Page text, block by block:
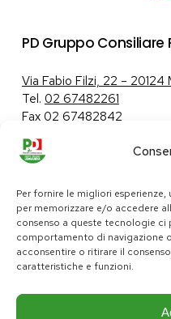
Per fornire le migliori
per memorizzare e/o accedere
consenso a queste tecnologie
comportamento di navigazione
acconsentire o ritirare il
caratteristiche e funzioni.
PD Gruppo
Via Fabio Filzi, 22 – 20124
Tel. 02 67482261
Fax 02 67482842
Tutela dei dati personali|
Pagine Facebook Gruppo Consiliare PD LombardiaPagina Messenger Gruppo Consiliare PD LombardiaPagina Instagram Gruppo PD